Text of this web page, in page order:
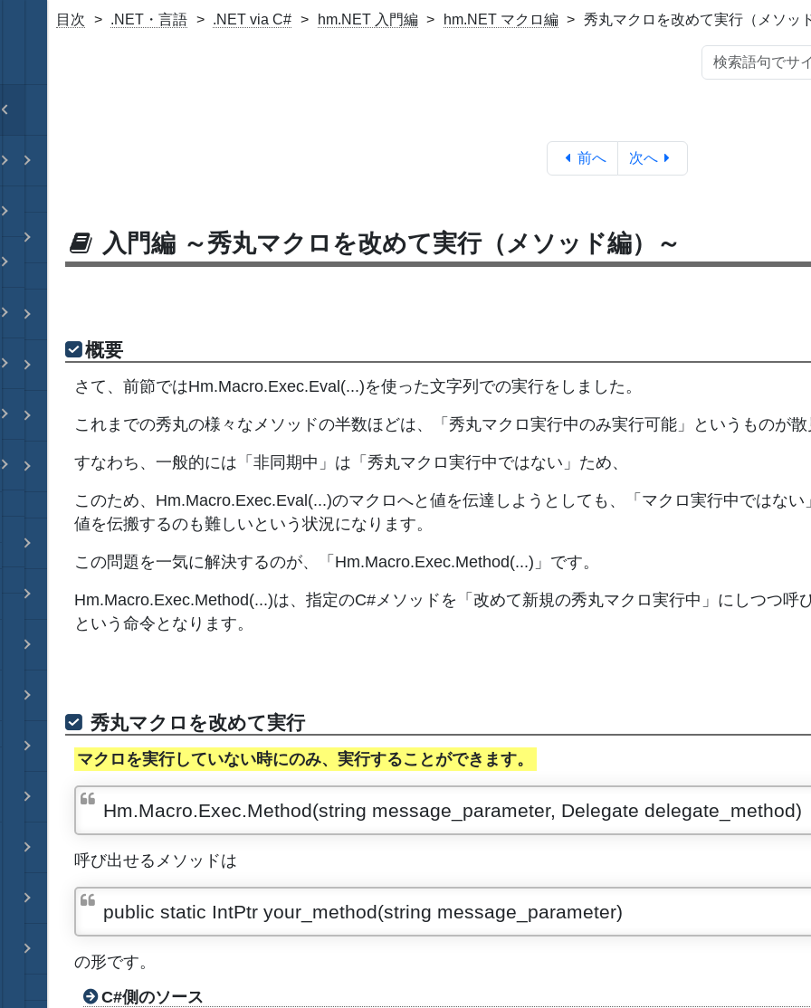
目次 .NET・言語 .NET via C# hm.NET 入門編 hm.NET マクロ編 秀丸マクロを改めて実行（メソッ
前へ 次へ
入門編 ～秀丸マクロを改めて実行（メソッド編）～
概要
さて、前節ではHm.Macro.Exec.Eval(...)を使った文字列での実行をしました。
これまでの秀丸の様々なメソッドの半数ほどは、「秀丸マクロ実行中のみ実行可能」というものが
すなわち、一般的には「非同期中」は「秀丸マクロ実行中ではない」ため、
このため、Hm.Macro.Exec.Eval(...)のマクロへと値を伝達しようとしても、「マクロ実行中ではな
値を伝搬するのも難しいという状況になります。
この問題を一気に解決するのが、「Hm.Macro.Exec.Method(...)」です。
Hm.Macro.Exec.Method(...)は、指定のC#メソッドを「改めて新規の秀丸マクロ実行中」にしつつ呼
という命令となります。
秀丸マクロを改めて実行
マクロを実行していない時にのみ、実行することができます。
Hm.Macro.Exec.Method(string message_parameter, Delegate delegate_method)
呼び出せるメソッドは
public static IntPtr your_method(string message_parameter)
の形です。
C#側のソース